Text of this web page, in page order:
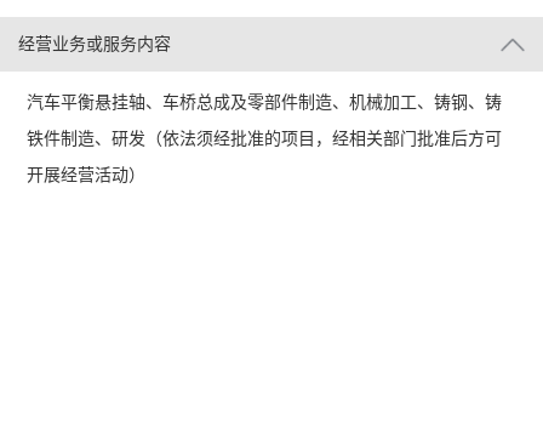
经营业务或服务内容
汽车平衡悬挂轴、车桥总成及零部件制造、机械加工、铸钢、铸
铁件制造、研发（依法须经批准的项目，经相关部门批准后方可
开展经营活动）